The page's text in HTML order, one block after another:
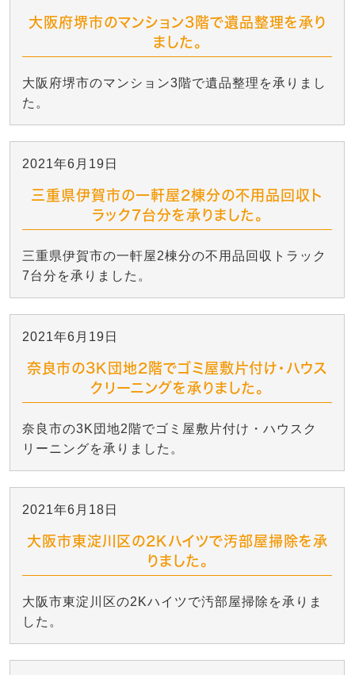
大阪府堺市のマンション3階で遺品整理を承り
ました。
大阪府堺市のマンション3階で遺品整理を承りまし
た。
2021年6月19日
三重県伊賀市の一軒屋2棟分の不用品回収ト
ラック7台分を承りました。
三重県伊賀市の一軒屋2棟分の不用品回収トラック
7台分を承りました。
2021年6月19日
奈良市の3K団地2階でゴミ屋敷片付け・ハウス
クリーニングを承りました。
奈良市の3K団地2階でゴミ屋敷片付け・ハウスク
リーニングを承りました。
2021年6月18日
大阪市東淀川区の2Kハイツで汚部屋掃除を承
りました。
大阪市東淀川区の2Kハイツで汚部屋掃除を承りま
した。